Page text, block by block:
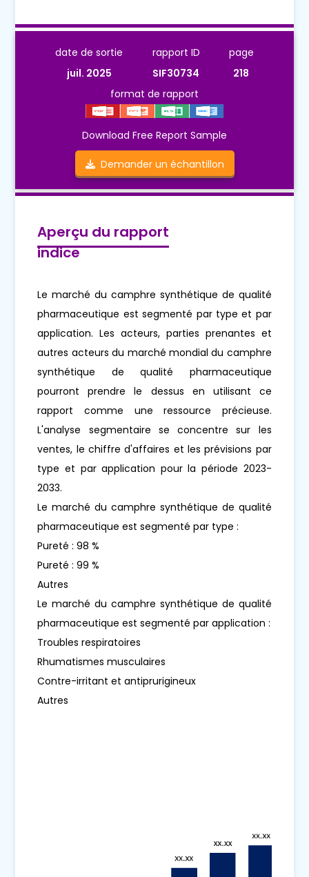
date de sortie
juil. 2025
rapport ID
SIF30734
page
218
format de rapport
Download Free Report Sample
Demander un échantillon
Aperçu du rapport
indice
Le marché du camphre synthétique de qualité
pharmaceutique est segmenté par type et par
application. Les acteurs, parties prenantes et
autres acteurs du marché mondial du camphre
synthétique de qualité pharmaceutique
pourront prendre le dessus en utilisant ce
rapport comme une ressource précieuse.
L'analyse segmentaire se concentre sur les
ventes, le chiffre d'affaires et les prévisions par
type et par application pour la période 2023-
2033.
Le marché du camphre synthétique de qualité
pharmaceutique est segmenté par type :
Pureté : 98 %
Pureté : 99 %
Autres
Le marché du camphre synthétique de qualité
pharmaceutique est segmenté par application :
Troubles respiratoires
Rhumatismes musculaires
Contre-irritant et antiprurigineux
Autres